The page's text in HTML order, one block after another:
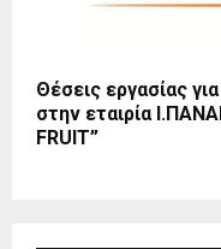
Θέσεις εργασίας
στην εταιρία
FRUIT”